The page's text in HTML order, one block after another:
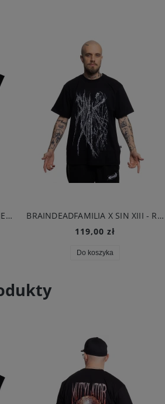
DEMONOLOGIA - WITAMY W PIEKLE T-SHIRT CZARNY
BRAINDEADFAMILIA X SIN XIII - REAPER T-SHIRT CZARNY
119,00 zł
Do koszyka